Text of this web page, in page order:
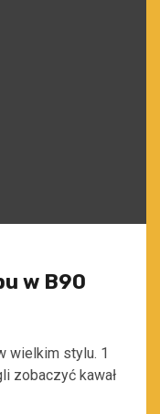
w B90
wielkim stylu. 1
zobaczyć kawał